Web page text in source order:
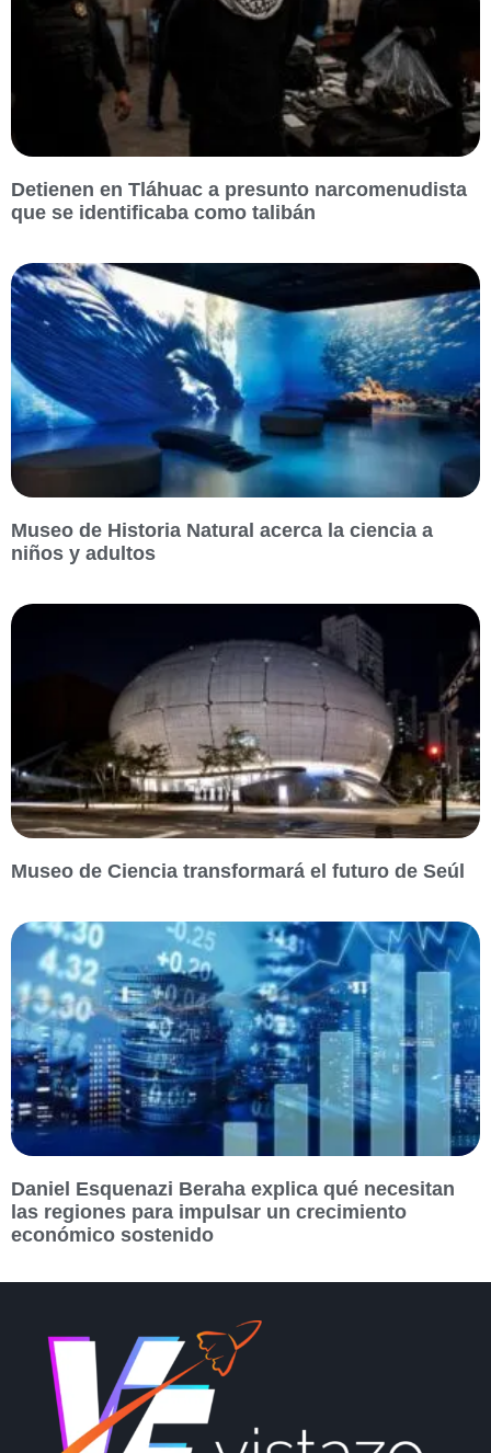
Detienen en Tláhuac a presunto narcomenudista
que se identificaba como talibán
Museo de Historia Natural acerca la ciencia a
niños y adultos
Museo de Ciencia transformará el futuro de Seúl
Daniel Esquenazi Beraha explica qué necesitan
las regiones para impulsar un crecimiento
económico sostenido